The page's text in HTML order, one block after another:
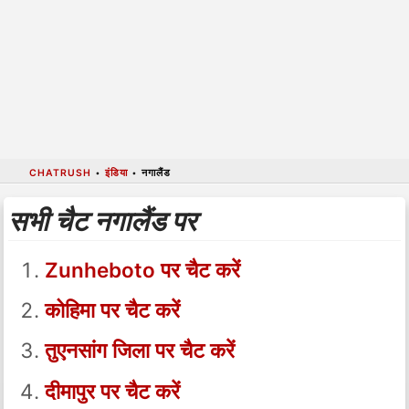
CHATRUSH •इंडिया•नगालैंड
सभी चैट नगालैंड पर
Zunheboto पर चैट करें
कोहिमा पर चैट करें
तुएनसांग जिला पर चैट करें
दीमापुर पर चैट करें